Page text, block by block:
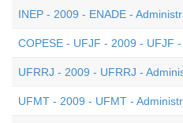
INEP - 2009 - ENADE -
COPESE - UFJF - 2009 - UFJF
UFRRJ - 2009 - UFRRJ -
UFMT - 2009 - UFMT -